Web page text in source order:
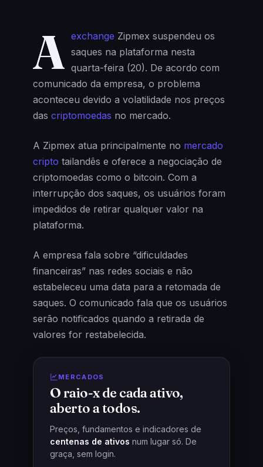
A exchange Zipmex suspendeu os
saques na plataforma nesta
quarta-feira (20). De acordo com
comunicado da empresa, o problema
aconteceu devido a volatilidade nos preços
das criptomoedas no mercado.
A Zipmex atua principalmente no mercado
cripto tailandês e oferece a negociação de
criptomoedas como o bitcoin. Com a
interrupção dos saques, os usuários foram
impedidos de retirar qualquer valor na
plataforma.
A empresa fala sobre “dificuldades
financeiras” nas redes sociais e não
estabeleceu uma data para a retomada de
saques. O comunicado fala que os usuários
serão notificados quando a retirada de
valores for restabelecida.
MERCADOS
O raio-x de cada ativo,
aberto a todos.
Preços, fundamentos e indicadores de
centenas de ativos num lugar só. De
graça, sem login.